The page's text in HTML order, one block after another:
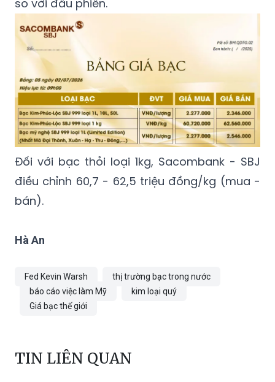
so với đầu phiên.
Đối với bạc thỏi loại 1kg, Sacombank - SBJ
điều chỉnh 60,7 - 62,5 triệu đồng/kg (mua -
bán).
Hà An
Fed Kevin Warsh
thị trường bạc trong nước
báo cáo việc làm Mỹ
kim loại quý
Giá bạc thế giới
TIN LIÊN QUAN